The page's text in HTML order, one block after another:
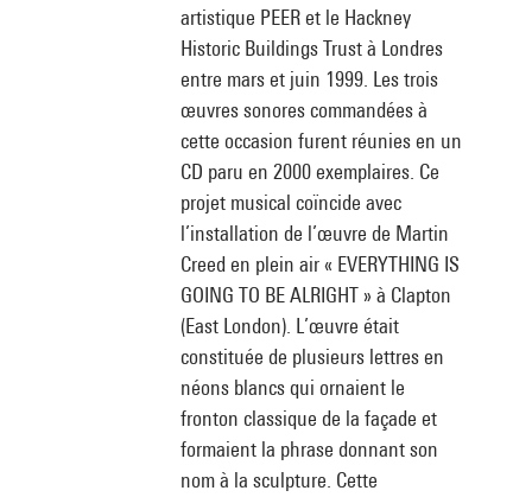
artistique PEER et le Hackney
Historic Buildings Trust à Londres
entre mars et juin 1999. Les trois
œuvres sonores commandées à
cette occasion furent réunies en un
CD paru en 2000 exemplaires. Ce
projet musical coïncide avec
l’installation de l’œuvre de Martin
Creed en plein air « EVERYTHING IS
GOING TO BE ALRIGHT » à Clapton
(East London). L’œuvre était
constituée de plusieurs lettres en
néons blancs qui ornaient le
fronton classique de la façade et
formaient la phrase donnant son
nom à la sculpture. Cette